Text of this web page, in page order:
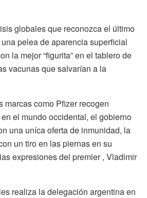
globales que reconozca el último
pelea de aparencia superficial
la mejor “figurita” en el tablero de
vacunas que salvarían a la
marcas como Pfizer recogen
el mundo occidental, el gobierno
una uníca oferta de inmunidad, la
un tiro en las piernas en su
expresiones del premier , Vladimir
realiza la delegación argentina en